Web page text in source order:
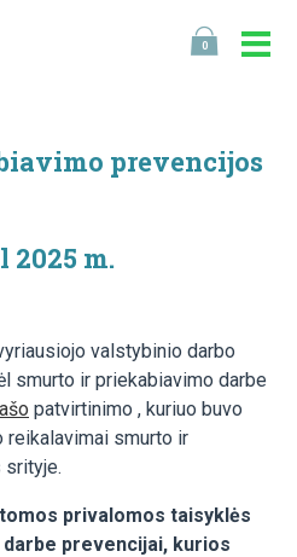
0
prevencijos
m.
valstybinio darbo
smurto ir priekabiavimo darbe
patvirtinimo , kuriuo buvo
smurto ir
srityje.
privalomos taisyklės
prevencijai, kurios